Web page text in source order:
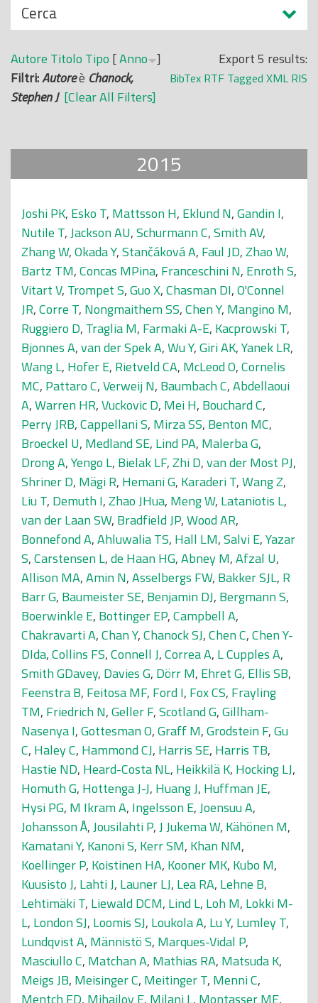
N
a
s
c
o
n
i
Cerca
Export 5 results:
BibTex RTF Tagged XML RIS
Autore Titolo Tipo [Anno ]
Filtri:Autoreè Chanock,
Stephen J [Clear All Filters]
2015
Joshi PK, Esko T, Mattsson H, Eklund N,Gandin I,
Nutile T,Jackson AU,Schurmann C,Smith AV,
Zhang W,Okada Y,Stančáková A, Faul JD,Zhao W,
Bartz TM,Concas MPina, Franceschini N, Enroth S,
Vitart V, Trompet S,Guo X,Chasman DI,O'Connel
JR,Corre T, Nongmaithem SS,Chen Y, Mangino M,
Ruggiero D, Traglia M, Farmaki A-E, Kacprowski T,
Bjonnes A,van der Spek A,Wu Y,Giri AK,Yanek LR,
Wang L, Hofer E, Rietveld CA, McLeod O,Cornelis
MC, Pattaro C,Verweij N, Baumbach C,Abdellaoui
A,Warren HR,Vuckovic D, Mei H, Bouchard C,
Perry JRB,Cappellani S, Mirza SS, Benton MC,
Broeckel U, Medland SE, Lind PA, Malerba G,
Drong A,Yengo L, Bielak LF,Zhi D,van der Most PJ,
Shriner D, Mägi R, Hemani G, Karaderi T,Wang Z,
Liu T, Demuth I,Zhao JHua, Meng W, Lataniotis L,
van der Laan SW, Bradfield JP,Wood AR,
Bonnefond A,Ahluwalia TS, Hall LM,Salvi E,Yazar
S,Carstensen L,de Haan HG,Abney M,Afzal U,
Allison MA,Amin N,Asselbergs FW, Bakker SJL, R
Barr G, Baumeister SE, Benjamin DJ, Bergmann S,
Boerwinkle E, Bottinger EP,Campbell A,
Chakravarti A,Chan Y,Chanock SJ,Chen C,Chen Y-
DIda,Collins FS,Connell J,Correa A, L Cupples A,
Smith GDavey, Davies G, Dörr M, Ehret G, Ellis SB,
Feenstra B, Feitosa MF, Ford I, Fox CS, Frayling
TM, Friedrich N,Geller F,Scotland G,Gillham-
Nasenya I,Gottesman O,Graff M,Grodstein F,Gu
C, Haley C, Hammond CJ, Harris SE, Harris TB,
Hastie ND, Heard-Costa NL, Heikkilä K, Hocking LJ,
Homuth G, Hottenga J-J, Huang J, Huffman JE,
Hysi PG, M Ikram A, Ingelsson E,Joensuu A,
Johansson Å,Jousilahti P,J Jukema W, Kähönen M,
Kamatani Y, Kanoni S, Kerr SM, Khan NM,
Koellinger P, Koistinen HA, Kooner MK, Kubo M,
Kuusisto J, Lahti J, Launer LJ, Lea RA, Lehne B,
Lehtimäki T, Liewald DCM, Lind L, Loh M, Lokki M-
L, London SJ, Loomis SJ, Loukola A, Lu Y, Lumley T,
Lundqvist A, Männistö S, Marques-Vidal P,
Masciullo C, Matchan A, Mathias RA, Matsuda K,
Meigs JB, Meisinger C, Meitinger T, Menni C,
Mentch FD, Mihailov E, Milani L, Montasser ME,